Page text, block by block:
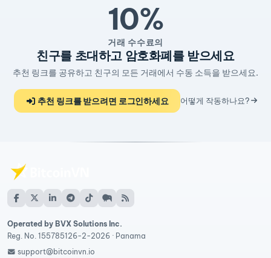
10%
거래 수수료의
친구를 초대하고 암호화폐를 받으세요
추천 링크를 공유하고 친구의 모든 거래에서 수동 소득을 받으세요.
추천 링크를 받으려면 로그인하세요 어떻게 작동하나요?
Operated by BVX Solutions Inc.
Reg. No. 155785126-2-2026 · Panama
support@bitcoinvn.io